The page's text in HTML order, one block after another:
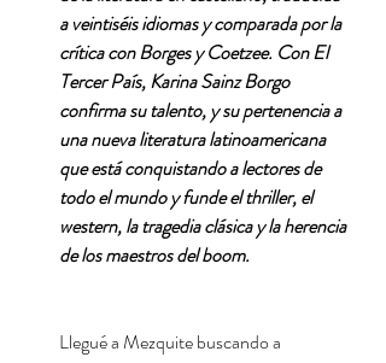
a veintiséis idiomas y comparada por la
crítica con Borges y Coetzee. Con El
Tercer País, Karina Sainz Borgo
confirma su talento, y su pertenencia a
una nueva literatura latinoamericana
que está conquistando a lectores de
todo el mundo y funde el thriller, el
western, la tragedia clásica y la herencia
de los maestros del boom.
Llegué a Mezquite buscando a